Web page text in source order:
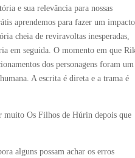
e sua relevância para nossas
aprendemos para fazer um impacto
cheia de reviravoltas inesperadas,
em seguida. O momento em que
dos personagens foram um
A escrita é direta e a trama é
muito Os Filhos de Húrin depois que
alguns possam achar os erros